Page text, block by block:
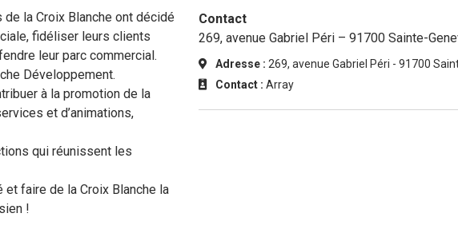
la Croix Blanche ont décidé
fidéliser leurs clients
leur parc commercial.
Développement.
à la promotion de la
et d’animations,
qui réunissent les
et faire de la Croix Blanche la
!
Contact
269, avenue Gabriel Péri – 91700 Sainte-
Adresse : 269, avenue Gabriel Péri - 91700
Contact : Array